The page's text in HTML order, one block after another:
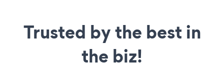
Trusted by the best in
the biz!